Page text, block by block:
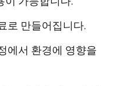
로 만들어집니다.
에서 환경에 영향을